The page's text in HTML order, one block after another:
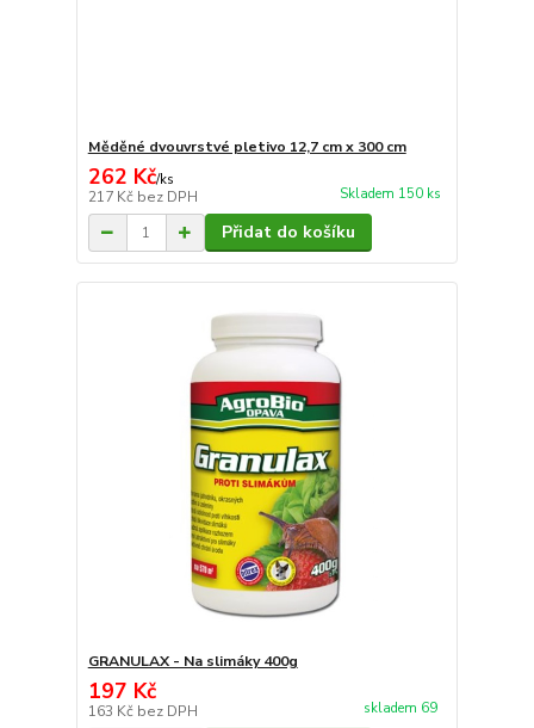
Měděné dvouvrstvé pletivo 12,7 cm x 300 cm
262 Kč/ks
217 Kč bez DPH Skladem 150 ks
Přidat do košíku
GRANULAX - Na slimáky 400g
197 Kč
163 Kč bez DPH skladem 69